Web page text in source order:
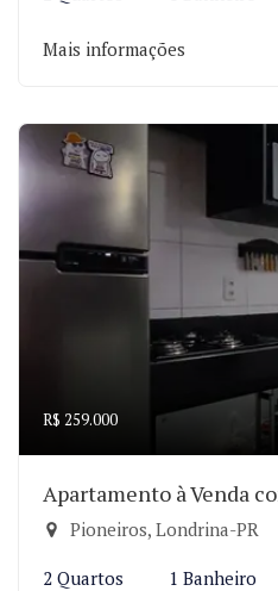
Mais informações
R$ 259.000
Apartamento à Venda
Pioneiros, Londrina-PR
2 Quartos 1 Banheiro